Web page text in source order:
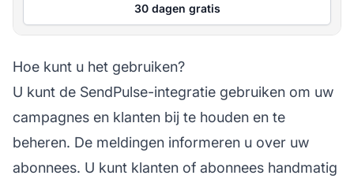
30 dagen gratis
Hoe kunt u het gebruiken?
U kunt de SendPulse-integratie gebruiken om uw
campagnes en klanten bij te houden en te
beheren. De meldingen informeren u over uw
abonnees. U kunt klanten of abonnees handmatig